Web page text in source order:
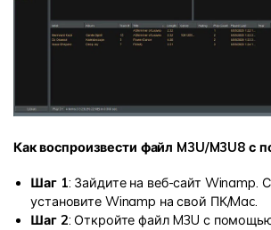
Как воспроизвести файл M3U/M3U8 с
Шаг 1: Зайдите на веб-сайт Winamp.
установите Winamp на свой ПК/Mac.
Шаг 2: Откройте файл M3U с